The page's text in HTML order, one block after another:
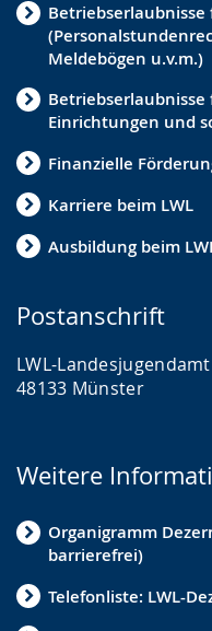
Meldebögen u.v.m.)
Einrichtungen und
Finanzielle
Karriere beim LWL
Ausbildung beim
Postanschrift
LWL-
48133 Münster
Weitere
Organigramm
barrierefrei)
Telefonliste: LWL-